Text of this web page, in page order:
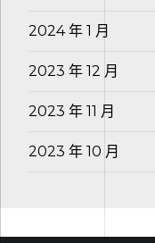
2024 年 1 月
2023 年 12 月
2023 年 11 月
2023 年 10 月